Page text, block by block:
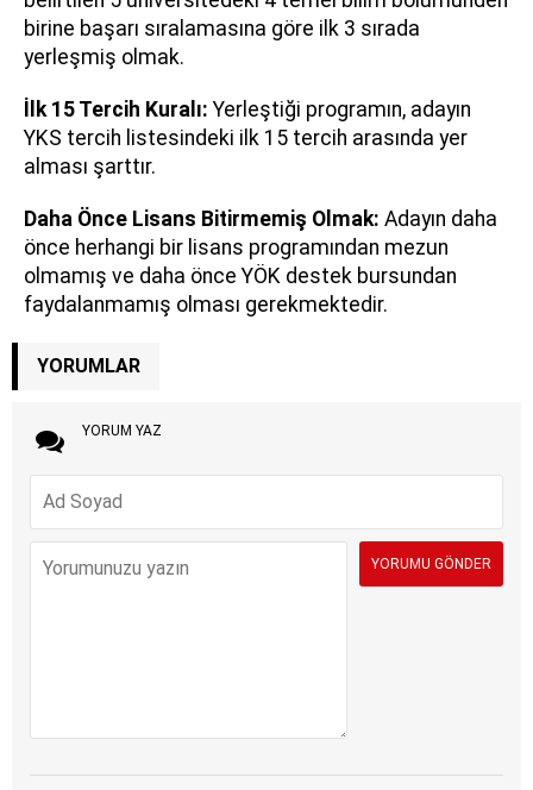
birine başarı sıralamasına göre ilk 3 sırada
yerleşmiş olmak.
İlk 15 Tercih Kuralı: Yerleştiği programın, adayın
YKS tercih listesindeki ilk 15 tercih arasında yer
alması şarttır.
Daha Önce Lisans Bitirmemiş Olmak: Adayın daha
önce herhangi bir lisans programından mezun
olmamış ve daha önce YÖK destek bursundan
faydalanmamış olması gerekmektedir.
YORUMLAR
YORUM YAZ